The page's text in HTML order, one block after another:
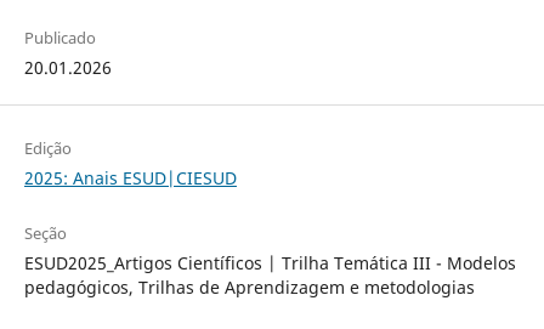
Publicado
20.01.2026
Edição
2025: Anais ESUD|CIESUD
Seção
ESUD2025_Artigos Científicos | Trilha Temática III - Modelos
pedagógicos, Trilhas de Aprendizagem e metodologias